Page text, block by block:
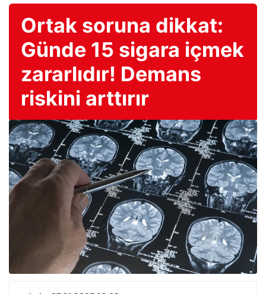
Ortak soruna dikkat:
Günde 15 sigara içmek
zararlıdır! Demans
riskini arttırır